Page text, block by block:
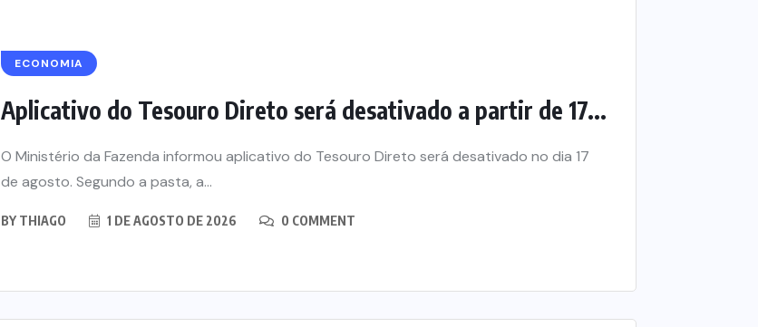
ECONOMIA
Aplicativo do Tesouro Direto será desativado a partir de 17...
O Ministério da Fazenda informou aplicativo do Tesouro Direto será desativado no dia 17
de agosto. Segundo a pasta, a...
BY THIAGO 1 DE AGOSTO DE 2026 0 COMMENT